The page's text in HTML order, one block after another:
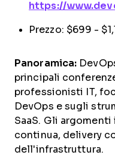
https://
Prezzo: $699 -
Panoramica:
principali
professionisti IT,
DevOps e sugli
SaaS. Gli
continua, delivery
dell'infrastruttura.